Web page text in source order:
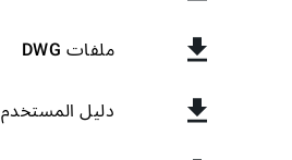
ملفات DWG
دليل المستخدم